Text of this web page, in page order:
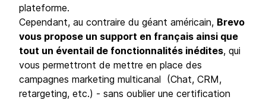
plateforme.
Cependant, au contraire du géant américain, Brevo
vous propose un support en français ainsi que
tout un éventail de fonctionnalités inédites, qui
vous permettront de mettre en place des
campagnes marketing multicanal (Chat, CRM,
retargeting, etc.) - sans oublier une certification